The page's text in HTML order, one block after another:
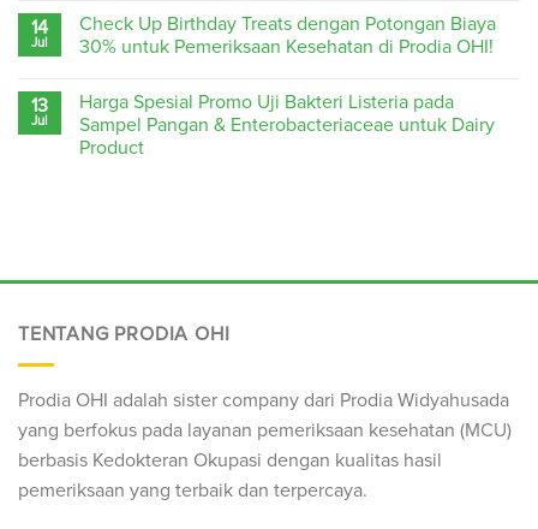
14
Jul
Check Up Birthday Treats dengan Potongan Biaya
30% untuk Pemeriksaan Kesehatan di Prodia OHI!
13
Jul
Harga Spesial Promo Uji Bakteri Listeria pada
Sampel Pangan & Enterobacteriaceae untuk Dairy
Product
TENTANG PRODIA OHI
Prodia OHI adalah sister company dari Prodia Widyahusada
yang berfokus pada layanan pemeriksaan kesehatan (MCU)
berbasis Kedokteran Okupasi dengan kualitas hasil
pemeriksaan yang terbaik dan terpercaya.